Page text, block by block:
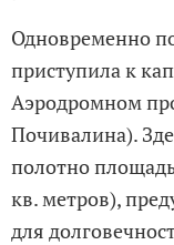
Одновременно
приступила к
Аэродромном
Почивалина).
полотно
кв. метров),
для